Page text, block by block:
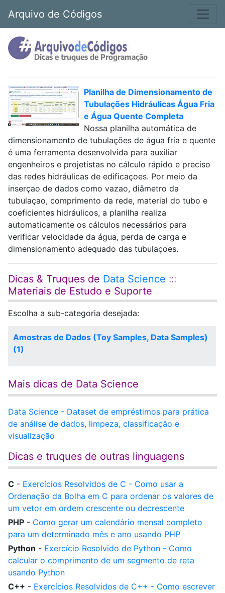
Arquivo de Códigos
Planilha de Dimensionamento de
Tubulações Hidráulicas Água Fria
e Água Quente Completa
Nossa planilha automática de
dimensionamento de tubulações de água fria e quente
é uma ferramenta desenvolvida para auxiliar
engenheiros e projetistas no cálculo rápido e preciso
das redes hidráulicas de edificaçoes. Por meio da
inserçao de dados como vazao, diâmetro da
tubulaçao, comprimento da rede, material do tubo e
coeficientes hidráulicos, a planilha realiza
automaticamente os cálculos necessários para
verificar velocidade da água, perda de carga e
dimensionamento adequado das tubulaçoes.
Dicas & Truques de Data Science :::
Materiais de Estudo e Suporte
Escolha a sub-categoria desejada:
Amostras de Dados (Toy Samples, Data Samples)
(1)
Mais dicas de Data Science
Data Science - Dataset de empréstimos para prática
de análise de dados, limpeza, classificação e
visualização
Dicas e truques de outras linguagens
C - Exercícios Resolvidos de C - Como usar a
Ordenação da Bolha em C para ordenar os valores de
um vetor em ordem crescente ou decrescente
PHP - Como gerar um calendário mensal completo
para um determinado mês e ano usando PHP
Python - Exercício Resolvido de Python - Como
calcular o comprimento de um segmento de reta
usando Python
C++ - Exercícios Resolvidos de C++ - Como escrever